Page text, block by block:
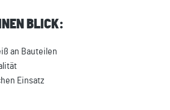
BLICK:
an Bauteilen
Einsatz